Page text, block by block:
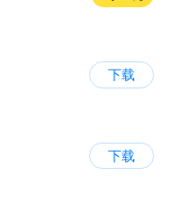
下载
下载